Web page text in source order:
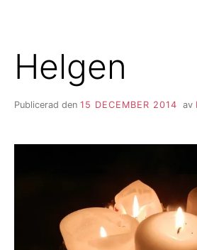
Helgen
Publicerad den 15 DECEMBER 2014 av